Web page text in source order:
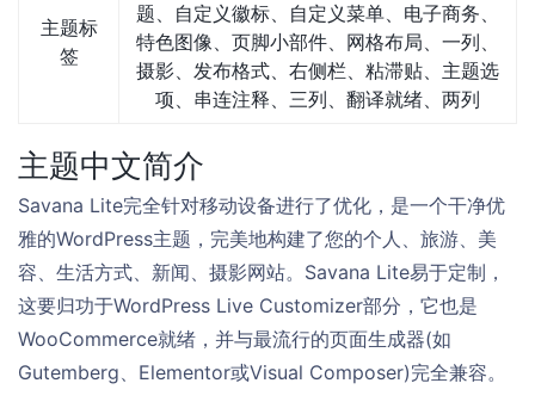
主题标
签
题、自定义徽标、自定义菜单、电子商务、
特色图像、页脚小部件、网格布局、一列、
摄影、发布格式、右侧栏、粘滞贴、主题选
项、串连注释、三列、翻译就绪、两列
主题中文简介
Savana Lite完全针对移动设备进行了优化，是一个干净优
雅的WordPress主题，完美地构建了您的个人、旅游、美
容、生活方式、新闻、摄影网站。Savana Lite易于定制，
这要归功于WordPress Live Customizer部分，它也是
WooCommerce就绪，并与最流行的页面生成器(如
Gutemberg、Elementor或Visual Composer)完全兼容。